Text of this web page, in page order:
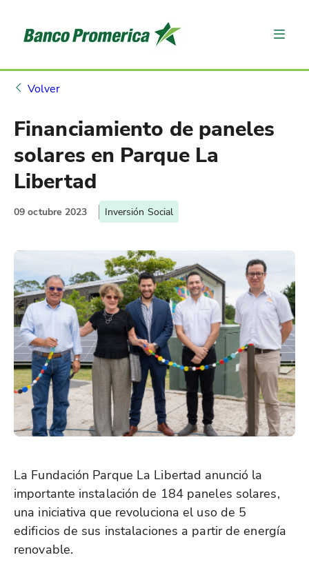
Volver
Financiamiento de paneles
solares en Parque La
Libertad
09 octubre 2023 Inversión Social
La Fundación Parque La Libertad anunció la
importante instalación de 184 paneles solares,
una iniciativa que revoluciona el uso de 5
edificios de sus instalaciones a partir de energía
renovable.